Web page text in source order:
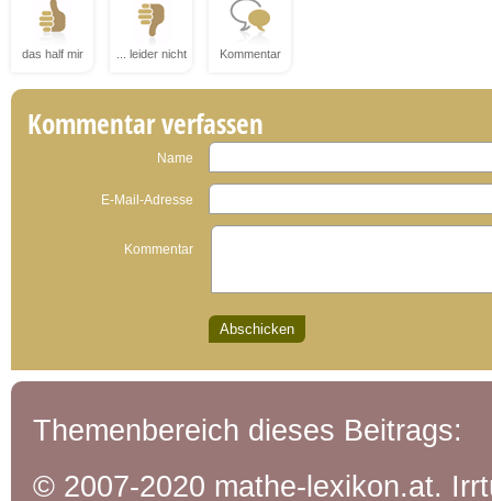
das half mir ... leider nicht Kommentar
Kommentar verfassen
Name
E-Mail-Adresse
Kommentar
Themenbereich dieses Beitrags:
© 2007-2020 mathe-lexikon.at.